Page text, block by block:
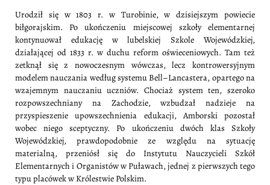
Urodził się w 1803 r. w Turobinie, w dzisiejszym powiecie
biłgorajskim. Po ukończeniu miejscowej szkoły elementarnej
kontynuował edukację w lubelskiej Szkole Wojewódzkiej,
działającej od 1833 r. w duchu reform oświeceniowych. Tam też
zetknął się z nowoczesnym wówczas, lecz kontrowersyjnym
modelem nauczania według systemu Bell–Lancastera, opartego na
wzajemnym nauczaniu uczniów. Chociaż system ten, szeroko
rozpowszechniany na Zachodzie, wzbudzał nadzieje na
przyspieszenie upowszechnienia edukacji, Amborski pozostał
wobec niego sceptyczny. Po ukończeniu dwóch klas Szkoły
Wojewódzkiej, prawdopodobnie ze względu na sytuację
materialną, przeniósł się do Instytutu Nauczycieli Szkół
Elementarnych i Organistów w Puławach, jednej z pierwszych tego
typu placówek w Królestwie Polskim.